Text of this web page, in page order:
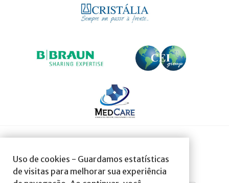
Uso de cookies - Guardamos estatísticas
de visitas para melhorar sua experiência
SOCIEDADE AFILIADA À: